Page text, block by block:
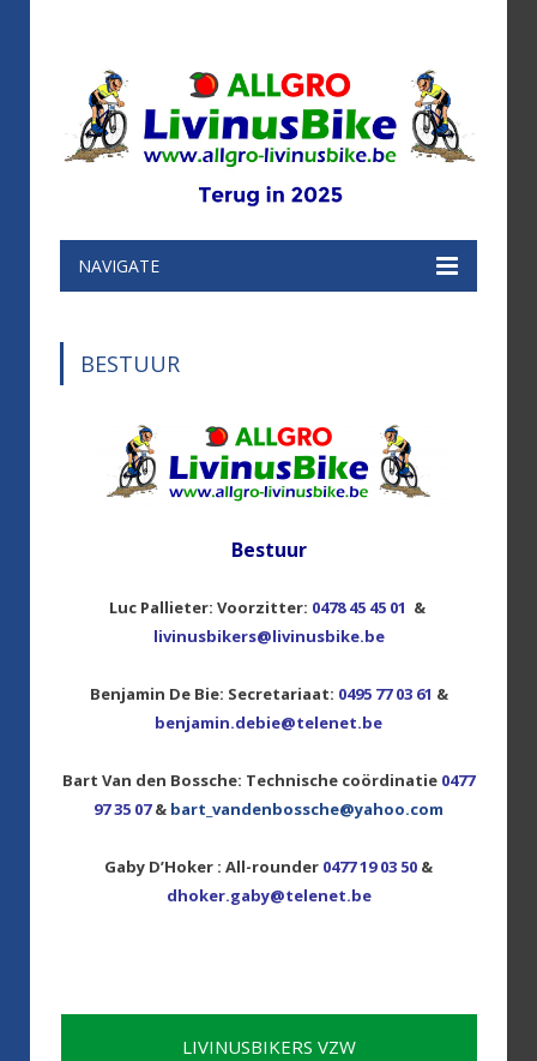
NAVIGATE
BESTUUR
Bestuur
Luc Pallieter: Voorzitter: 0478 45 45 01 &
livinusbikers@livinusbike.be
Benjamin De Bie: Secretariaat: 0495 77 03 61 &
benjamin.debie@telenet.be
Bart Van den Bossche: Technische coördinatie 0477
97 35 07& bart_vandenbossche@yahoo.com
Gaby D’Hoker : All-rounder 0477 19 03 50 &
dhoker.gaby@telenet.be
LIVINUSBIKERS VZW